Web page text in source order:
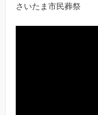
さいたま市民葬祭